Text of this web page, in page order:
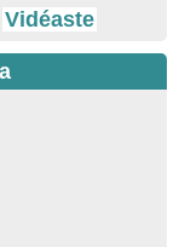
Vidéaste